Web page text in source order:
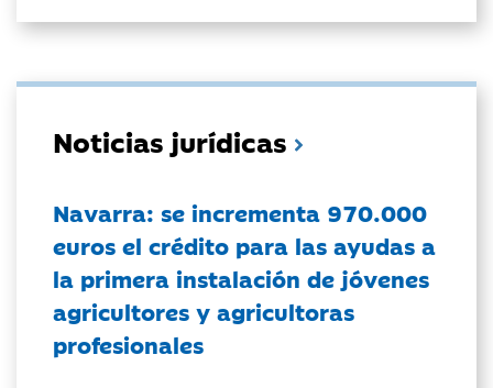
Noticias jurídicas
Navarra: se incrementa 970.000
euros el crédito para las ayudas a
la primera instalación de jóvenes
agricultores y agricultoras
profesionales